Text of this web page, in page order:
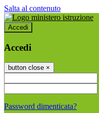
Salta al contenuto
Accedi
Accedi
button close ×
Password dimenticata?